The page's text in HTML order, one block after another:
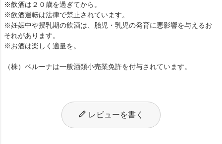
※飲酒は２０歳を過ぎてから。
※飲酒運転は法律で禁止されています。
※妊娠中や授乳期の飲酒は、胎児・乳児の発育に悪影響を与えるお
それがあります。
※お酒は楽しく適量を。
（株）ベルーナは一般酒類小売業免許を付与されています。
レビューを書く